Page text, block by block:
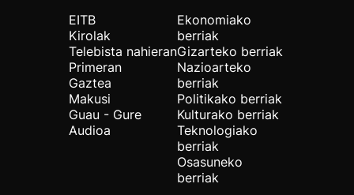
EITB
Kirolak
Telebista nahieran
Primeran
Gaztea
Makusi
Guau - Gure
Audioa
Ekonomiako
berriak
Gizarteko berriak
Nazioarteko
berriak
Politikako berriak
Kulturako berriak
Teknologiako
berriak
Osasuneko
berriak